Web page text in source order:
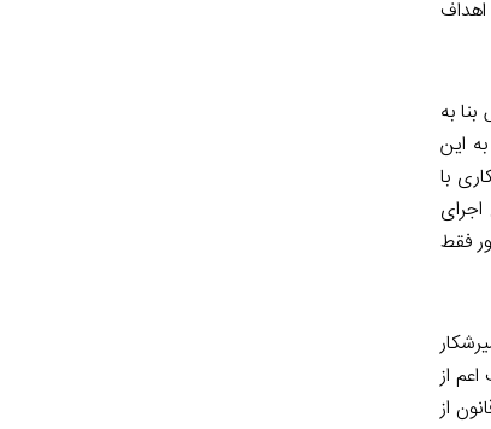
به
این
با
فقط
از
از